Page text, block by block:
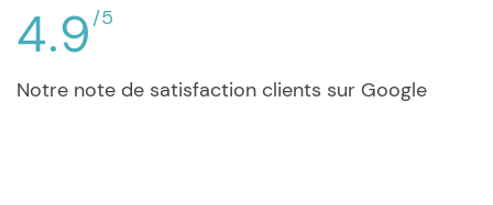
4.9 /5
Notre note de satisfaction clients sur Google